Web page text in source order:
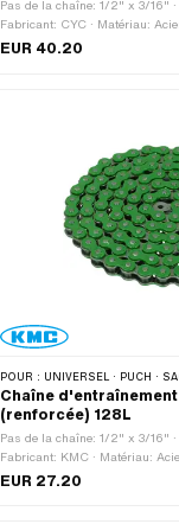
Pas de la chaîne: 1/2" x 3/16" ·
Fabricant: CYC · Matériau:
noir · Circonférence de
EUR 40.20
POUR : UNIVERSEL · PUCH · SACHS · PONY / CILO (BÊTA 521 & 512) ·
Chaîne d'entraînement
(renforcée) 128L
Pas de la chaîne: 1/2" x 3/16" ·
Fabricant: KMC · Matériau:
de maillons: 128 pcs ·
EUR 27.20